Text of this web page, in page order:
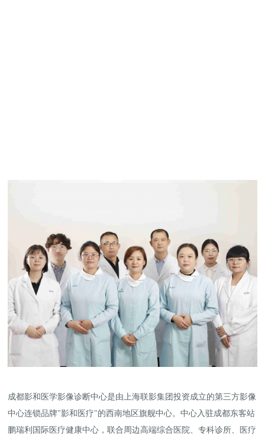
成都影和医学影像诊断中心是由上海联影集团投资成立的第三方影像
中心连锁品牌"影和医疗"的西南地区旗舰中心。中心入驻成都东客站
鹏瑞利国际医疗健康中心，联合周边高端综合医院、专科诊所、医疗